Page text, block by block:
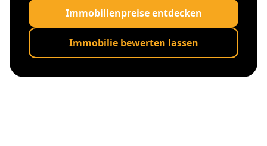
Immobilienpreise entdecken
Immobilie bewerten lassen